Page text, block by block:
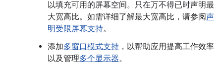
以填充可用的屏幕空间。只在万不得已时声明最
大宽高比。如需详细了解最大宽高比，请参阅声
明受限屏幕支持。
添加多窗口模式支持 ，以帮助应用提高工作效率
以及管理多个显示器。